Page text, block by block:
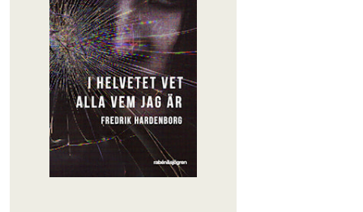
När Rosanna får ett meddelande
från någon som kallar sig P_Wyze är
hon först inte så intresserad. Hon
har fullt upp med skolan,
fotbollsträning och förälskelsen i
Noel. Men snart blir P_Wyze en
anonym vän att anförtro sig åt,
någon som förstår och säger precis
rätt saker just när Rosanna behöver
höra dem. Men personen bakom
aliaset är också någon som får
Rosanna att göra saker hon aldrig